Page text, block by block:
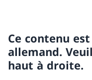
Ce contenu
allemand.
haut à droite.